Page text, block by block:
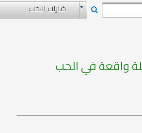
خيارات البحث
واقعة في الحب